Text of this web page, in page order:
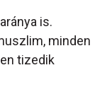
is.
minden
tizedik